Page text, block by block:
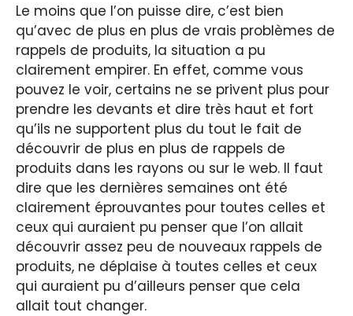
Le moins que l’on puisse dire, c’est bien
qu’avec de plus en plus de vrais problèmes de
rappels de produits, la situation a pu
clairement empirer. En effet, comme vous
pouvez le voir, certains ne se privent plus pour
prendre les devants et dire très haut et fort
qu’ils ne supportent plus du tout le fait de
découvrir de plus en plus de rappels de
produits dans les rayons ou sur le web. Il faut
dire que les dernières semaines ont été
clairement éprouvantes pour toutes celles et
ceux qui auraient pu penser que l’on allait
découvrir assez peu de nouveaux rappels de
produits, ne déplaise à toutes celles et ceux
qui auraient pu d’ailleurs penser que cela
allait tout changer.